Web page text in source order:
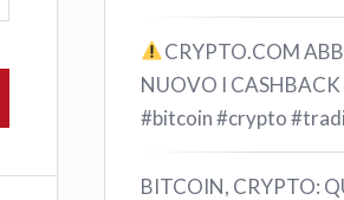
CRYPTO.COM
NUOVO I CASHBACK
#bitcoin #crypto
BITCOIN, CRYPTO: